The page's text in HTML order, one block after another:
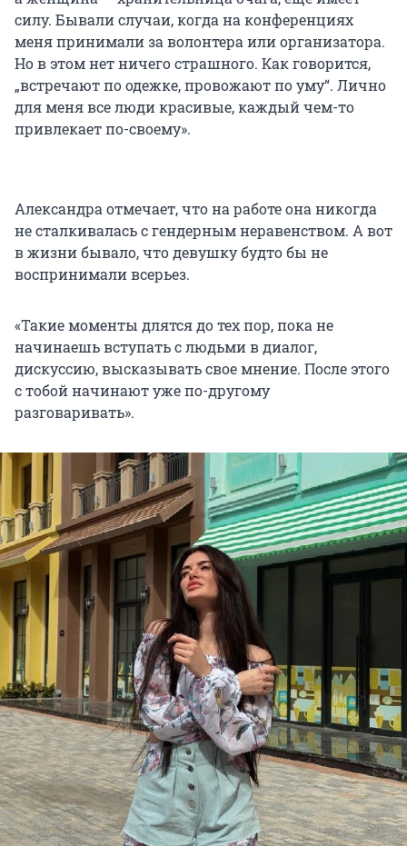
силу. Бывали случаи, когда на конференциях
меня принимали за волонтера или организатора.
Но в этом нет ничего страшного. Как говорится,
„встречают по одежке, провожают по уму“. Лично
для меня все люди красивые, каждый чем-то
привлекает по-своему».
Александра отмечает, что на работе она никогда
не сталкивалась с гендерным неравенством. А вот
в жизни бывало, что девушку будто бы не
воспринимали всерьез.
«Такие моменты длятся до тех пор, пока не
начинаешь вступать с людьми в диалог,
дискуссию, высказывать свое мнение. После этого
с тобой начинают уже по-другому
разговаривать».